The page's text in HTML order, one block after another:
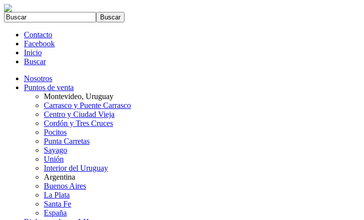
Contacto
Facebook
Inicio
Buscar
Nosotros
Puntos de venta
Montevideo, Uruguay
Carrasco y Puente Carrasco
Centro y Ciudad Vieja
Cordón y Tres Cruces
Pocitos
Punta Carretas
Sayago
Unión
Interior del Uruguay
Argentina
Buenos Aires
La Plata
Santa Fe
España